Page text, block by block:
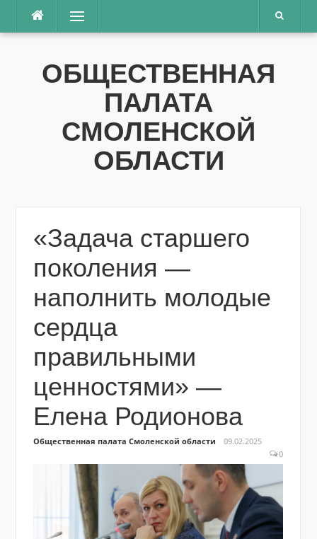
Перейти
содержимому
Меню
ОБЩЕСТВЕННАЯ
ПАЛАТА
СМОЛЕНСКОЙ
ОБЛАСТИ
«Задача старшего
поколения —
наполнить молодые
сердца
правильными
ценностями» —
Елена Родионова
Общественная палата Смоленской области
09.02.2025
0